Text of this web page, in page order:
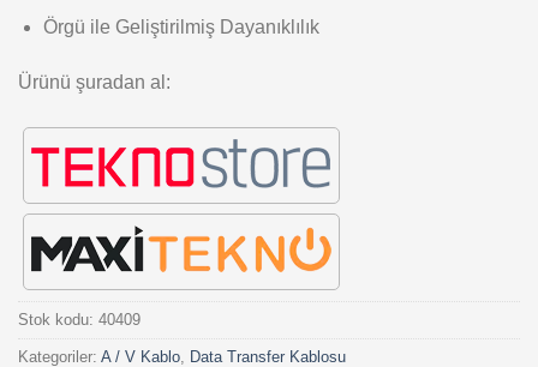
Örgü ile Geliştirilmiş Dayanıklılık
Ürünü şuradan al:
Stok kodu: 40409
Kategoriler: A / V Kablo Data Transfer Kablosu